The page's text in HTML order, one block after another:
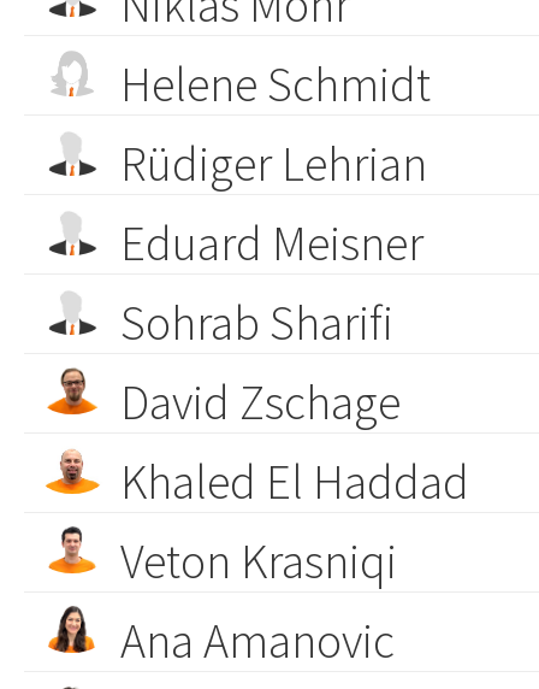
Helene Schmidt
Rüdiger Lehrian
Eduard Meisner
Sohrab Sharifi
David Zschage
Khaled El Haddad
Veton Krasniqi
Ana Amanovic